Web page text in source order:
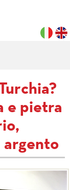
e pietra
argento